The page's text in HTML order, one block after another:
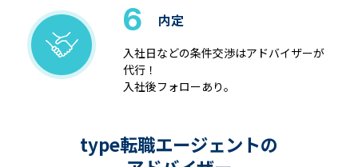
6 内定
入社日などの条件交渉はアドバイザーが
代行！
入社後フォローあり。
type転職エージェントの